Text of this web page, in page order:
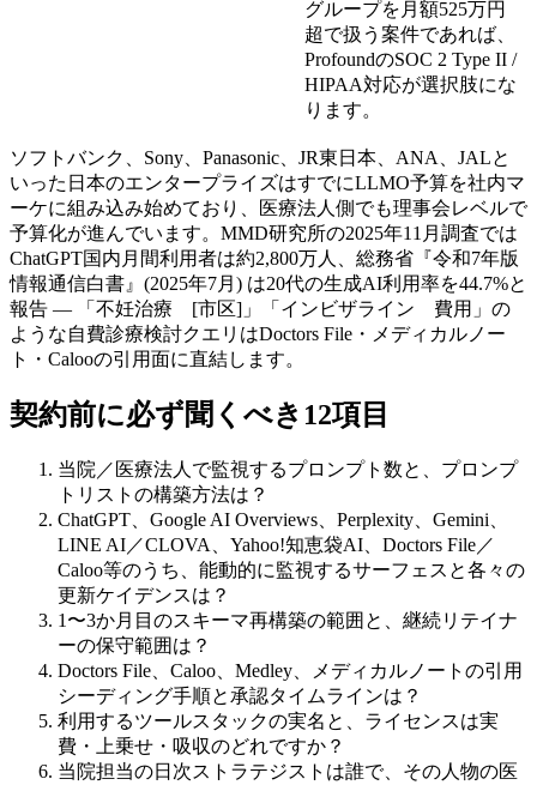
グループを月額525万円
超で扱う案件であれば、
ProfoundのSOC 2 Type II /
HIPAA対応が選択肢にな
ります。
ソフトバンク、Sony、Panasonic、JR東日本、ANA、JALと
いった日本のエンタープライズはすでにLLMO予算を社内マ
ーケに組み込み始めており、医療法人側でも理事会レベルで
予算化が進んでいます。MMD研究所の2025年11月調査では
ChatGPT国内月間利用者は約2,800万人、総務省『令和7年版
情報通信白書』(2025年7月) は20代の生成AI利用率を44.7%と
報告 — 「不妊治療 [市区]」「インビザライン 費用」の
ような自費診療検討クエリはDoctors File・メディカルノー
ト・Calooの引用面に直結します。
契約前に必ず聞くべき12項目
当院／医療法人で監視するプロンプト数と、プロンプ
トリストの構築方法は？
ChatGPT、Google AI Overviews、Perplexity、Gemini、
LINE AI／CLOVA、Yahoo!知恵袋AI、Doctors File／
Caloo等のうち、能動的に監視するサーフェスと各々の
更新ケイデンスは？
1〜3か月目のスキーマ再構築の範囲と、継続リテイナ
ーの保守範囲は？
Doctors File、Caloo、Medley、メディカルノートの引用
シーディング手順と承認タイムラインは？
利用するツールスタックの実名と、ライセンスは実
費・上乗せ・吸収のどれですか？
当院担当の日次ストラテジストは誰で、その人物の医